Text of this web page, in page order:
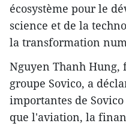
écosystème pour le
science et de la
la transformation
Nguyen Thanh
groupe Sovico, a
importantes de
que l'aviation, la